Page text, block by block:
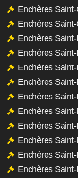
Enchères
Enchères
Enchères
Enchères
Enchères
Enchères
Enchères
Enchères
Enchères
Enchères
Enchères
Enchères